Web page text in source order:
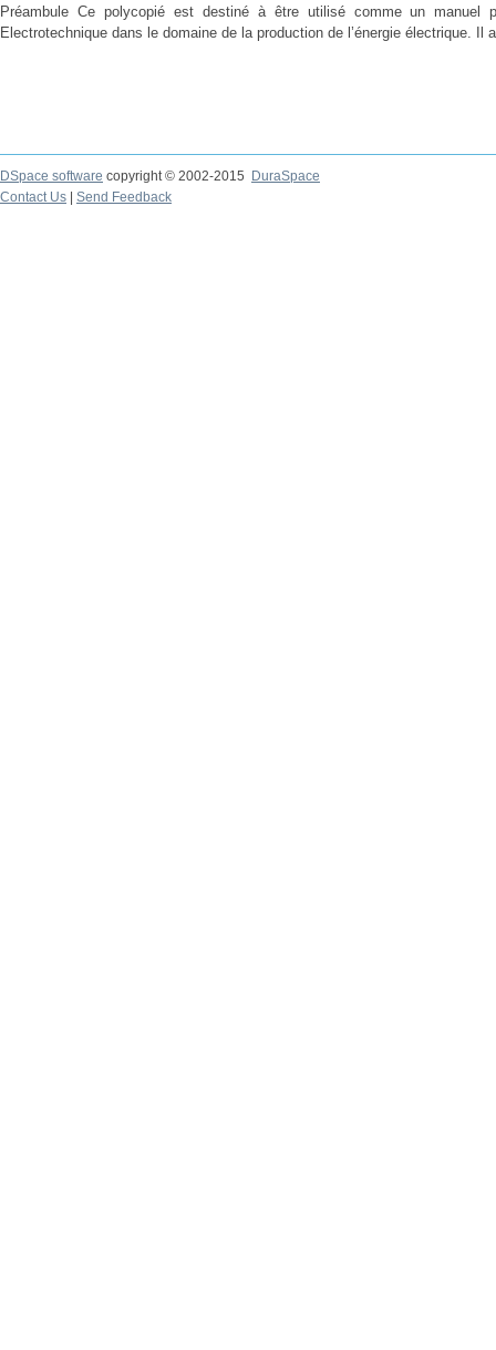
Préambule Ce polycopié est destiné à être utilisé comme un manuel
Electrotechnique dans le domaine de la production de l’énergie électrique. Il
DSpace software copyright © 2002-2015
DuraSpace
Contact Us
Send Feedback